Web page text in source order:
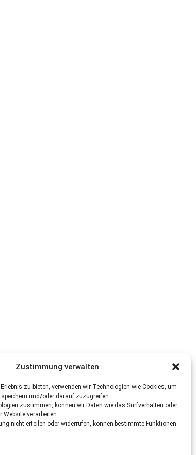
Zustimmung verwalten
zu bieten, verwenden wir Technologien wie Cookies, um
und/oder darauf zuzugreifen.
zustimmen, können wir Daten wie das Surfverhalten oder
Website verarbeiten.
nicht erteilen oder widerrufen, können bestimmte Funktionen